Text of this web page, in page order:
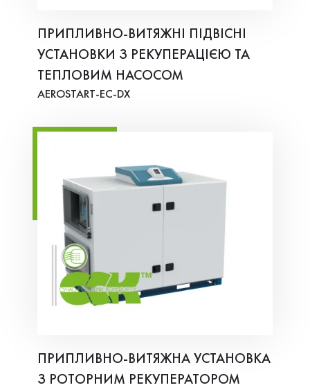
ПРИПЛИВНО-ВИТЯЖНІ ПІДВІСНІ
УСТАНОВКИ З РЕКУПЕРАЦІЄЮ ТА
ТЕПЛОВИМ НАСОСОМ
AEROSTART-EC-DX
ПРИПЛИВНО-ВИТЯЖНА УСТАНОВКА
З РОТОРНИМ РЕКУПЕРАТОРОМ